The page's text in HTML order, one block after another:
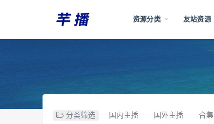
资源分类 友站资源
分类筛选 国内主播 国外主播 合集